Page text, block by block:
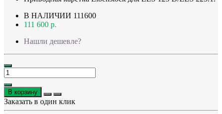
В НАЛИЧИИ 111600
111 600 р.
Нашли дешевле?
В корзину
Заказать в один клик